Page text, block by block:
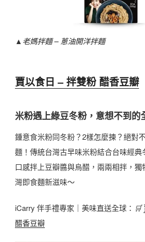
▲ 老媽拌麵 – 蔥油開洋拌麵
賈以食日 – 拌雙粉 醋香豆瓣
米粉遇上綠豆冬粉，意想不到的
鍾意食米粉同冬粉？2樣怎麼揀？絕對
麵！傳統台灣古早味米粉結合台味經典
口感拌上豆瓣醬與烏醋，兩兩相拌，
灣即食麵新滋味～
iCarry 伴手禮專家｜美味直送全球： 🛒
醋香豆瓣